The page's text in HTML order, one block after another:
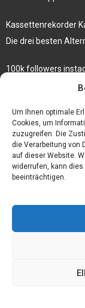
Um Ihnen optimale
Cookies, um
zuzugreifen. Die
die Verarbeitung von
auf dieser Website.
widerrufen, kann
beeinträchtigen.
Kassettenrekorder
Die drei besten
100k followers
Rezepte für
Gönnen Sie sich